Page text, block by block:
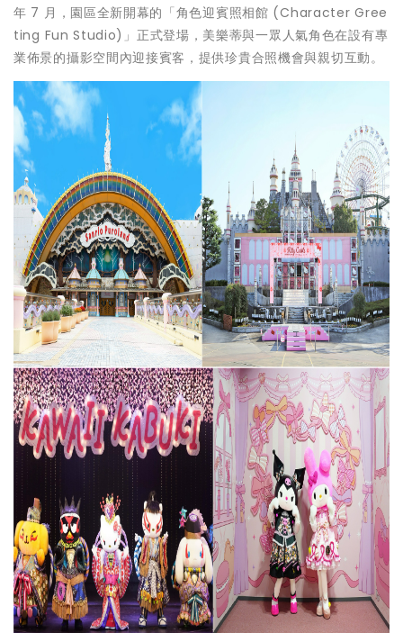
年 7 月，園區全新開幕的「角色迎賓照相館 (Character Gree
ting Fun Studio)」正式登場，美樂蒂與一眾人氣角色在設有專
業佈景的攝影空間內迎接賓客，提供珍貴合照機會與親切互動。